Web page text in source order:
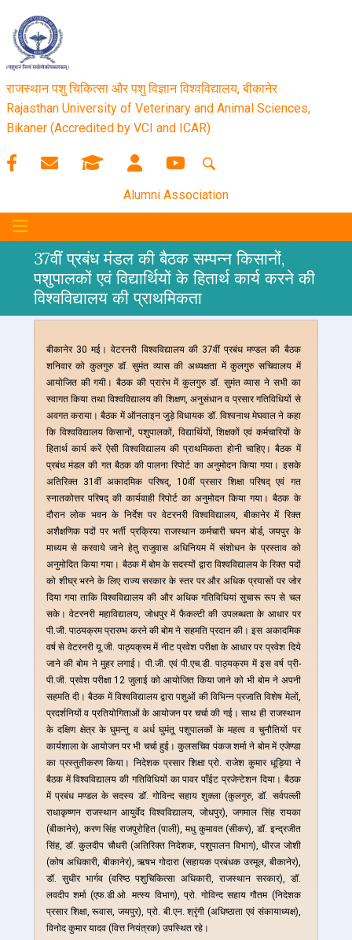
राजस्थान पशु चिकित्सा और पशु विज्ञान विश्‍वविद्यालय, बीकानेर
Rajasthan University of Veterinary and Animal Sciences,
Bikaner (Accredited by VCI and ICAR)
Alumni Association
37वीं प्रबंध मंडल की बैठक सम्पन्न किसानों,
पशुपालकों एवं विद्यार्थियों के हितार्थ कार्य करने की
विश्वविद्यालय की प्राथमिकता
बीकानेर 30 मई। वेटरनरी विश्वविद्यालय की 37वीं प्रबंध मण्डल की बैठक
शनिवार को कुलगुरु डॉ. सुमंत व्यास की अध्यक्षता में कुलगुरु सचिवालय में
आयोजित की गयी। बैठक की प्रारंभ में कुलगुरु डॉ. सुमंत व्यास ने सभी का
स्वागत किया तथा विश्वविद्यालय की शिक्षण, अनुसंधान व प्रसार गतिविधियों से
अवगत कराया। बैठक में ऑनलाइन जुड़े विधायक डॉ. विश्वनाथ मेघवाल ने कहा
कि विश्वविद्यालय किसानों, पशुपालकों, विद्यार्थियों, शिक्षकों एवं कर्मचारियों के
हितार्थ कार्य करें ऐसी विश्वविद्यालय की प्राथमिकता होनी चाहिए। बैठक में
प्रबंध मंडल की गत बैठक की पालना रिपोर्ट का अनुमोदन किया गया। इसके
अतिरिक्त 31वीं अकादमिक परिषद्, 10वीं प्रसार शिक्षा परिषद् एवं गत
स्नातकोत्तर परिषद् की कार्यवाही रिपोर्ट का अनुमोदन किया गया। बैठक के
दौरान लोक भवन के निर्देश पर वेटरनरी विश्वविद्यालय, बीकानेर में रिक्त
अशैक्षणिक पदों पर भर्ती प्रक्रिया राजस्थान कर्मचारी चयन बोर्ड, जयपुर के
माध्यम से करवाये जाने हेतु राजुवास अधिनियम में संशोधन के प्रस्ताव को
अनुमोदित किया गया। बैठक में बोम के सदस्यों द्वारा विश्वविद्यालय के रिक्त पदों
को शीघ्र भरने के लिए राज्य सरकार के स्तर पर और अधिक प्रयासों पर जोर
दिया गया ताकि विश्वविद्यालय की और अधिक गतिविधियां सुचारू रूप से चल
सके। वेटरनरी महाविद्यालय, जोधपुर में फैकल्टी की उपलब्धता के आधार पर
पी.जी. पाठयक्रम प्रारम्भ करने की बोम ने सहमति प्रदान की। इस अकादमिक
वर्ष से वेटरनरी यू.जी. पाठ्यक्रम में नीट प्रवेश परीक्षा के आधार पर प्रवेश दिये
जाने की बोम ने मुहर लगाई। पी.जी. एवं पी.एच.डी. पाठ्यक्रम में इस वर्ष प्री-
पी.जी. प्रवेश परीक्षा 12 जुलाई को आयोजित किया जाने को भी बोम ने अपनी
सहमति दी। बैठक में विश्वविद्यालय द्वारा पशुओं की विभिन्न प्रजाति विशेष मेलों,
प्रदर्शनियों व प्रतियोगिताओं के आयोजन पर चर्चा की गई। साथ ही राजस्थान
के दक्षिण क्षेत्र के घुमन्तु व अर्ध घुमंतू पशुपालकों के महत्व व चुनौतियों पर
कार्यशाला के आयोजन पर भी चर्चा हुई। कुलसचिव पंकज शर्मा ने बोम में एजेण्डा
का प्रस्तुतीकरण किया। निदेशक प्रसार शिक्षा प्रो. राजेश कुमार धूड़िया ने
बैठक में विश्वविद्यालय की गतिविधियों का पावर पाँईट प्रजेन्टेशन दिया। बैठक
में प्रबंध मण्डल के सदस्य डॉ. गोविन्द सहाय शुक्ला (कुलगुरु, डॉ. सर्वपल्ली
राधाकृष्णन राजस्थान आयुर्वेद विश्वविद्यालय, जोधपुर), जगमाल सिंह रायका
(बीकानेर), करण सिंह राजपुरोहित (पाली), मधु कुमावत (सीकर), डॉ. इन्द्रजीत
सिंह, डॉ. कुलदीप चौधरी (अतिरिक्त निदेशक, पशुपालन विभाग), धीरज जोशी
(कोष अधिकारी, बीकानेर), ऋषभ गोदारा (सहायक प्रबंधक उरमूल, बीकानेर),
डॉ. सुधीर भार्गव (वरिष्ठ पशुचिकित्सा अधिकारी, राजस्थान सरकार), डॉ.
लवदीप शर्मा (एफ.डी.ओ. मत्स्य विभाग), प्रो. गोविन्द सहाय गौतम (निदेशक
प्रसार शिक्षा, रूवास, जयपुर), प्रो. बी.एन. श्रृंगी (अधिष्ठाता एवं संकायाध्यक्ष),
विनोद कुमार यादव (वित्त नियंत्रक) उपस्थित रहे।